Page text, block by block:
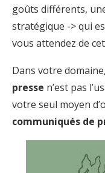
goûts différents,
stratégique -> qui
vous attendez de
Dans votre domaine,
presse n’est pas
votre seul moyen
communiqués de